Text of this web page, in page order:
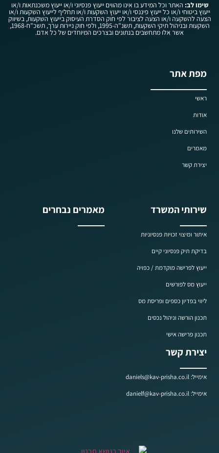
שימו לב: האתר וכל המידע בו אינו מהווים ייעוץ פנסיוני ו/או ייעוץ משכנתאות ו/או
ייעוץ ביטוחי ו/או כל ייעוץ פיננסי ו/או ייעוץ השקעות ו/או תחליף לייעוץ השקעות ו/או
הצעה להשקעה ו/או הצעה לציבור לפי חוק הסדרת העיסוק בייעוץ השקעות, בשיווק
השקעות ובניהול תיקי השקעות, תשנ"ה-1995, ולפי חוק ניירות ערך, תשכ"ח-1968,
אשר אלו מתחשבים בנתונים ובצרכים המיוחדים של כל אדם.
מפת אתר
ראשי
אודות
השירותים שלנו
מאמרים
יצירת קשר
שירותי המשרד
איתור ומיצוי זכויות פנסיוניות
בדיקת תיק פנסיוני קיים
ייעוץ לפרישה מוקדמת / כפויה
ייעוץ מס לפורשים
ליווי בפדיון כספים ופריסת מס
תכנון הורשה וניהול נכסים
תכנון פרישה אישי
מאמרים נבחרים
יצירת קשר
אימייל: daniels@kav-prisha.co.il
אימייל: danielf@kav-prisha.co.il